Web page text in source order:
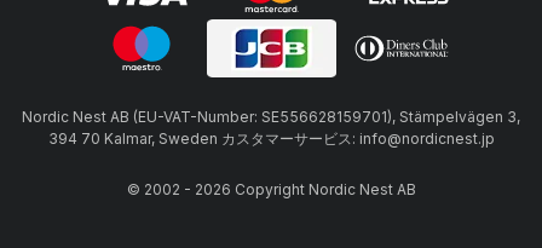
Nordic Nest AB (EU-VAT-Number: SE556628159701), Stämpelvägen 3,
394 70 Kalmar, Sweden カスタマーサービス: info@nordicnest.jp
© 2002 - 2026 Copyright Nordic Nest AB